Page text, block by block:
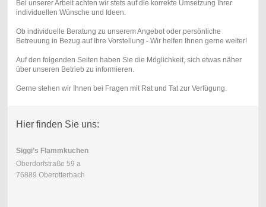
Bei unserer Arbeit achten wir stets auf die korrekte Umsetzung Ihrer
individuellen Wünsche und Ideen.
Ob individuelle Beratung zu unserem Angebot oder persönliche
Betreuung in Bezug auf Ihre Vorstellung - Wir helfen Ihnen gerne weiter!
Auf den folgenden Seiten haben Sie die Möglichkeit, sich etwas näher
über unseren Betrieb zu informieren.
Gerne stehen wir Ihnen bei Fragen mit Rat und Tat zur Verfügung.
Hier finden Sie uns:
Siggi’s Flammkuchen
Oberdorfstraße 59 a
76889 Oberotterbach